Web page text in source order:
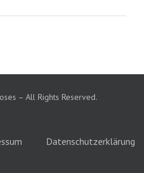
– All Rights Reserved.
Datenschutzerklärung